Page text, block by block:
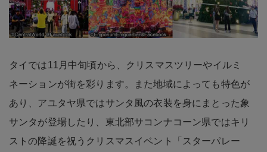
タイでは11月中旬頃から、クリスマスツリーやイルミ
ネーションが街を彩ります。また地域によっても特色が
あり、アユタヤ県ではサンタ風の衣装を身にまとった象
サンタが登場したり、東北部サコンナコーン県ではキリ
ストの降誕を祝うクリスマスイベント「スターパレー